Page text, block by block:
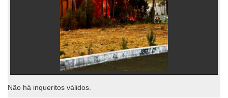
Não há inqueritos válidos.